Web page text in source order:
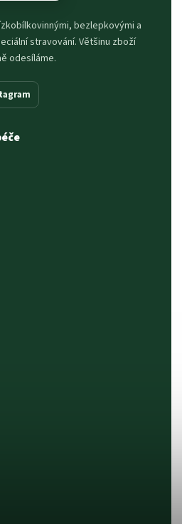
bezlepkovými a
stravování. Většinu zboží
odesíláme.